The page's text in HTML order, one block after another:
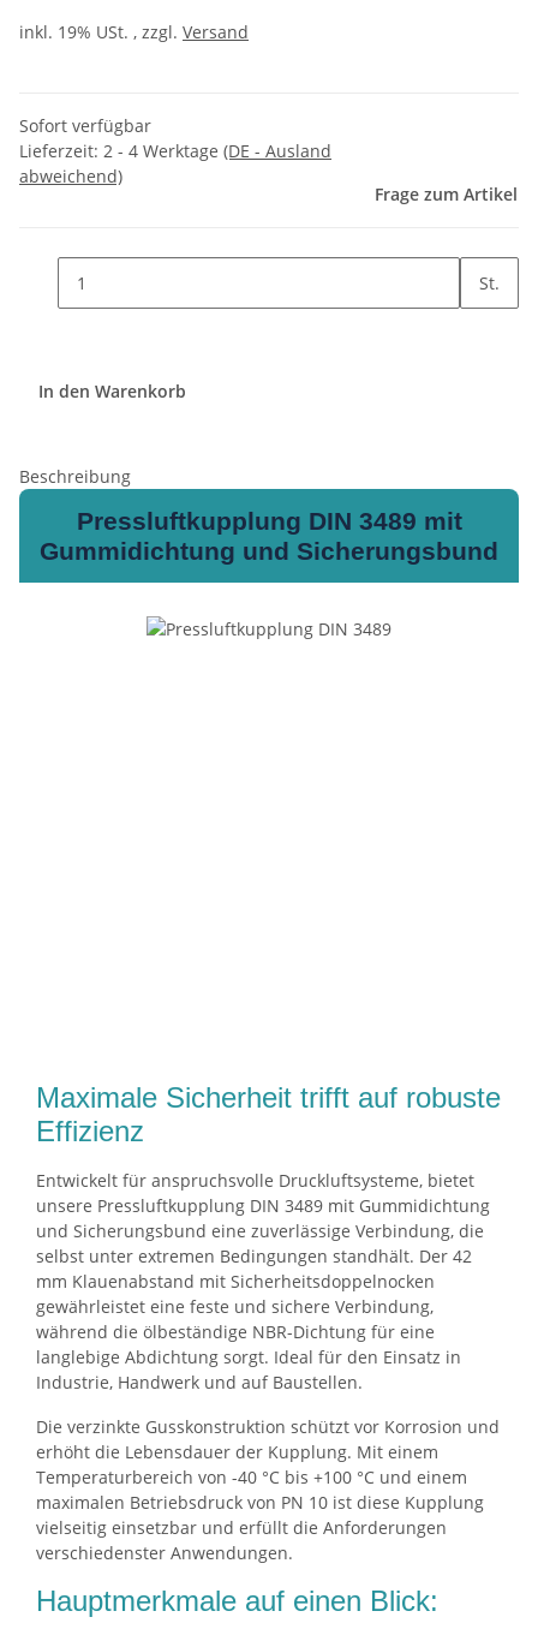
inkl. 19% USt. , zzgl. Versand
Sofort verfügbar
Lieferzeit: 2 - 4 Werktage (DE - Ausland
abweichend)
Frage zum Artikel
St.
In den Warenkorb
Beschreibung
Pressluftkupplung DIN 3489 mit
Gummidichtung und Sicherungsbund
Maximale Sicherheit trifft auf robuste
Effizienz
Entwickelt für anspruchsvolle Druckluftsysteme, bietet
unsere Pressluftkupplung DIN 3489 mit Gummidichtung
und Sicherungsbund eine zuverlässige Verbindung, die
selbst unter extremen Bedingungen standhält. Der 42
mm Klauenabstand mit Sicherheitsdoppelnocken
gewährleistet eine feste und sichere Verbindung,
während die ölbeständige NBR-Dichtung für eine
langlebige Abdichtung sorgt. Ideal für den Einsatz in
Industrie, Handwerk und auf Baustellen.
Die verzinkte Gusskonstruktion schützt vor Korrosion und
erhöht die Lebensdauer der Kupplung. Mit einem
Temperaturbereich von -40 °C bis +100 °C und einem
maximalen Betriebsdruck von PN 10 ist diese Kupplung
vielseitig einsetzbar und erfüllt die Anforderungen
verschiedenster Anwendungen.
Hauptmerkmale auf einen Blick: